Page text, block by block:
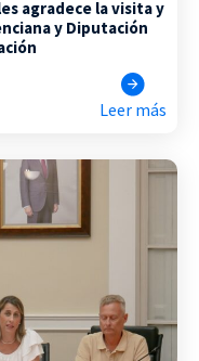
agradece la visita y
y Diputación
Leer más